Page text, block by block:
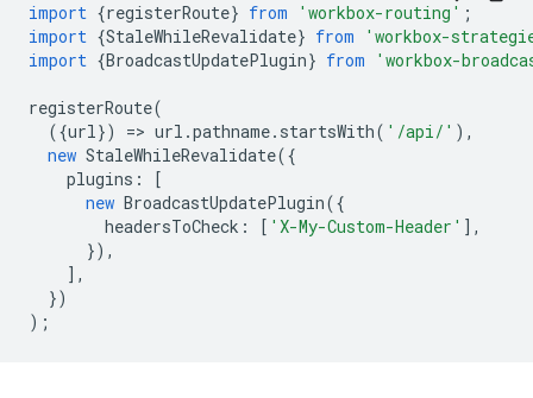
import {registerRoute} from 'workbox-routing' ;
import {StaleWhileRevalidate} from
'workbox-
import {BroadcastUpdatePlugin} from 'workbox-
registerRoute(
({url}) => url .pathname. startsWith( '/api/' ),
new StaleWhileRevalidate({
plugins :
[
new BroadcastUpdatePlugin({
headersToCheck : [ 'X-My-Custom-Header' ],
}),
],
})
);